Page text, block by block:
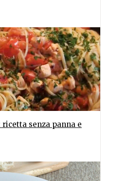
ricetta senza panna e